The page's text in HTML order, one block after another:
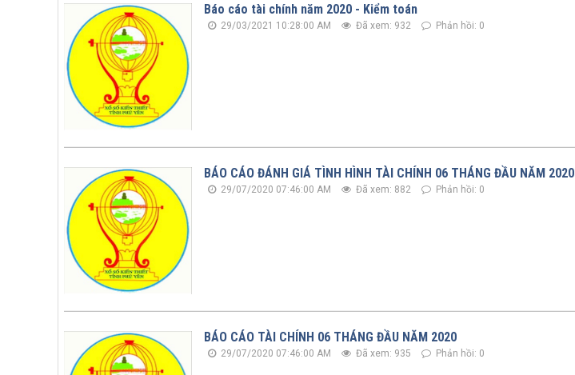
Báo cáo tài chính năm 2020 - Kiểm toán
29/03/2021 10:28:00 AM Đã xem: 932 Phản hồi: 0
BÁO CÁO ĐÁNH GIÁ TÌNH HÌNH TÀI CHÍNH 06 THÁNG ĐẦU NĂM 2020
29/07/2020 07:46:00 AM Đã xem: 882 Phản hồi: 0
BÁO CÁO TÀI CHÍNH 06 THÁNG ĐẦU NĂM 2020
29/07/2020 07:46:00 AM Đã xem: 935 Phản hồi: 0